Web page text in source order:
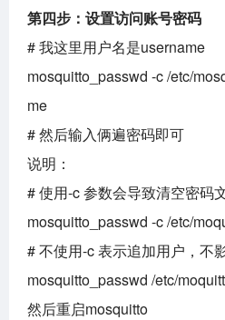
第四步：设置访问账号密码
# 我这里用户名是username
mosquitto_passwd -c /etc/
me
# 然后输入俩遍密码即可
说明：
# 使用-c 参数会导致清空密码
mosquitto_passwd -c /etc/
# 不使用-c 表示追加用户，不
mosquitto_passwd /etc/
然后重启mosquitto